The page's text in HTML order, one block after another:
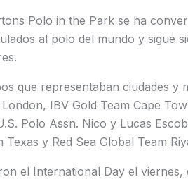
Polo in the Park se ha
al polo del mundo y sigue
que representaban ciudades y
IBV Gold Team Cape
Polo Assn. Nico y Lucas
y Red Sea Global Team
el International Day el